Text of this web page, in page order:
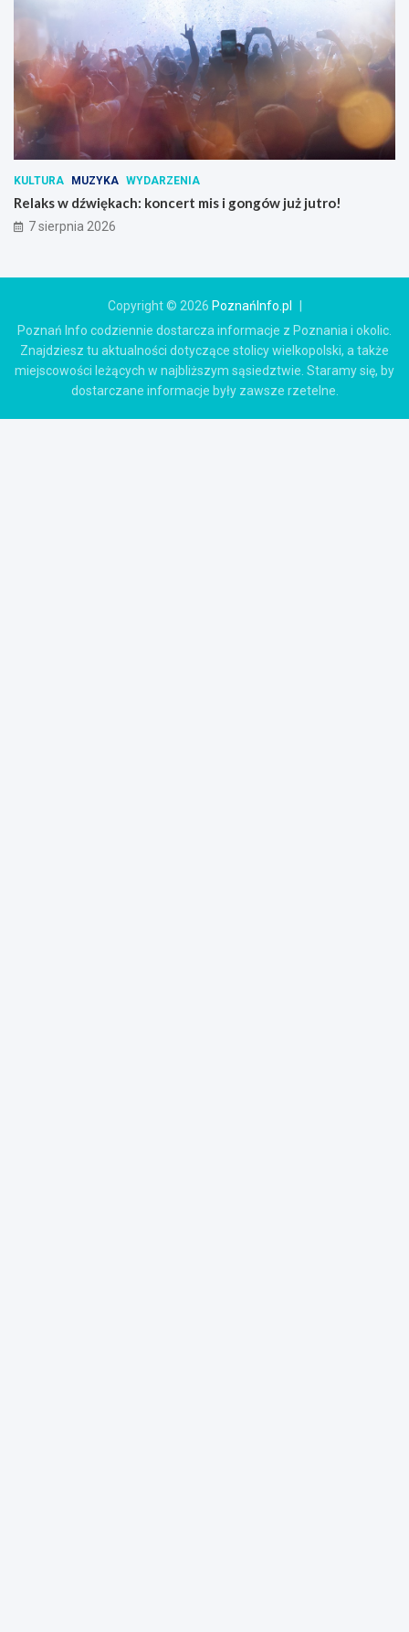
KULTURA MUZYKA WYDARZENIA
Relaks w dźwiękach: koncert mis i gongów już jutro!
7 sierpnia 2026
Copyright © 2026 PoznańInfo.pl
Poznań Info codziennie dostarcza informacje z Poznania i okolic.
Znajdziesz tu aktualności dotyczące stolicy wielkopolski, a także
miejscowości leżących w najbliższym sąsiedztwie. Staramy się, by
dostarczane informacje były zawsze rzetelne.